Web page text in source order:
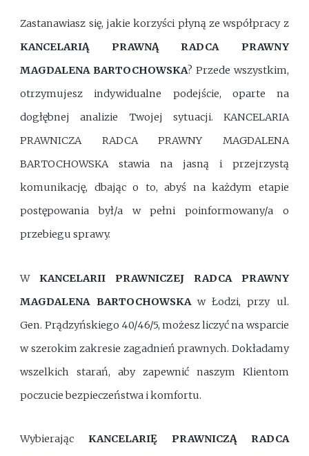
Zastanawiasz się, jakie korzyści płyną ze współpracy z
KANCELARIĄ PRAWNĄ RADCA PRAWNY
MAGDALENA BARTOCHOWSKA? Przede wszystkim,
otrzymujesz indywidualne podejście, oparte na
dogłębnej analizie Twojej sytuacji. KANCELARIA
PRAWNICZA RADCA PRAWNY MAGDALENA
BARTOCHOWSKA stawia na jasną i przejrzystą
komunikację, dbając o to, abyś na każdym etapie
postępowania był/a w pełni poinformowany/a o
przebiegu sprawy.
WKANCELARII PRAWNICZEJ RADCA PRAWNY
MAGDALENA BARTOCHOWSKAw Łodzi, przy ul.
Gen. Prądzyńskiego 40/46/5, możesz liczyć na wsparcie
w szerokim zakresie zagadnień prawnych. Dokładamy
wszelkich starań, aby zapewnić naszym Klientom
poczucie bezpieczeństwa i komfortu.
WybierającKANCELARIĘ PRAWNICZĄ RADCA